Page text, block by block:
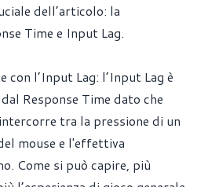
dell’articolo: la
Time e Input Lag.
l’Input Lag: l’Input Lag è
dal Response Time dato che
tra la pressione di un
mouse e l'effettiva
Come si può capire, più